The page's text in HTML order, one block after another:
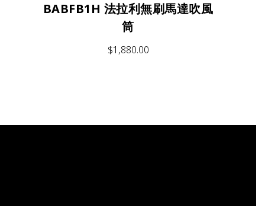
BABFB1H 法拉利無刷馬達吹風
筒
$1,880.00